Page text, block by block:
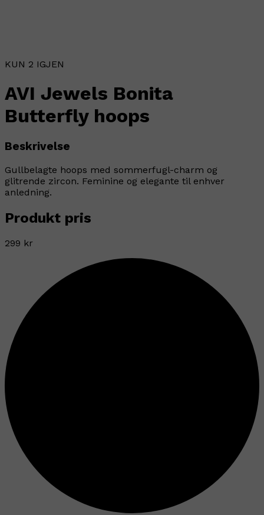
KUN 2 IGJEN
AVI Jewels Bonita
Butterfly hoops
Beskrivelse
Gullbelagte hoops med sommerfugl-charm og
glitrende zircon. Feminine og elegante til enhver
anledning.
Produkt pris
299 kr